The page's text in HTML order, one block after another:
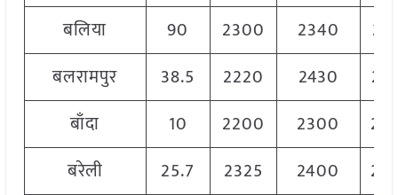
बलिया
90 2300 2340
बलरामपुर
38.5 2220 2430
बाँदा
10 2200 2300
बरेली
25.7 2325 2400